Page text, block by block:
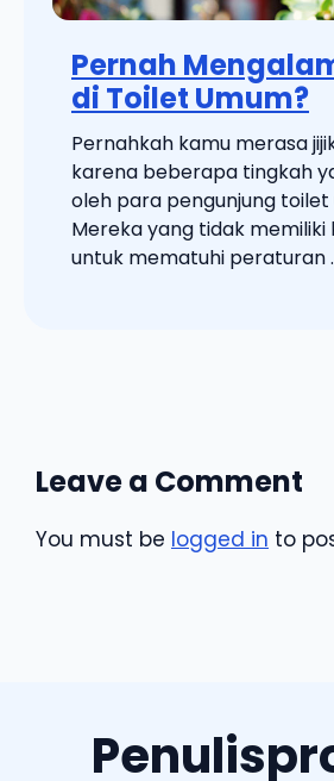
Pernah
di Toilet Umum?
Pernahkah kamu merasa
karena beberapa tingkah
oleh para pengunjung toilet
Mereka yang tidak memiliki
untuk mematuhi peraturan
Leave a Comment
You must be logged in to